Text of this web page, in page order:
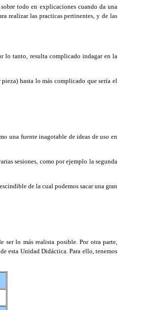
todo en explicaciones cuando da una
realizar las practicas pertinentes, y de las
lo tanto, resulta complicado indagar en la
hasta lo más complicado que sería el
una fuente inagotable de ideas de uso en
sesiones, como por ejemplo la segunda
de la cual podemos sacar una gran
ser lo más realista posible. Por otra parte,
esta Unidad Didáctica. Para ello, tenemos